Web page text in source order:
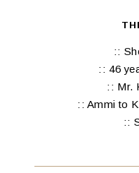
::
:: 46
:: Mr.
:: Ammi to
::